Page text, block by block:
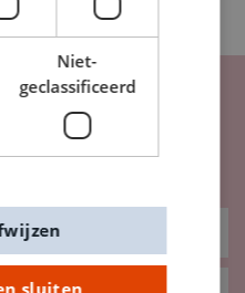
inspiratie,
Niet-
geclassificeerd
sluiten